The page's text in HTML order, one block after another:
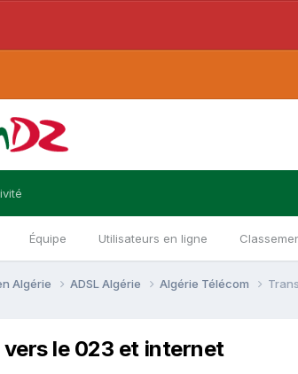
Équipe Utilisateurs en ligne
Algérie ADSL Algérie Algérie Télécom
le 023 et internet